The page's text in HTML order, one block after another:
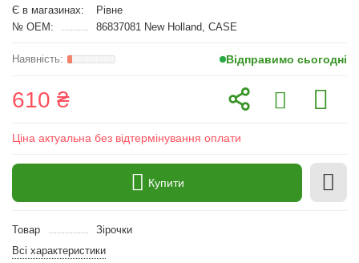
Є в магазинах:
Рівне
№ OEM:
86837081 New Holland, CASE
Відправимо сьогодні
610 ₴
Ціна актуальна без відтермінування оплати
Купити
Товар
Зірочки
Всі характеристики